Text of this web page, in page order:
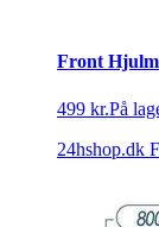
Front
499 kr.På
24hshop.dk